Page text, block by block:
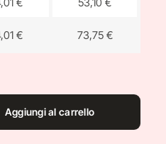
€ 73,75 €
Aggiungi al carrello